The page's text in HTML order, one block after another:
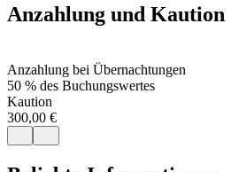
Anzahlung und Kaution
Anzahlung bei Übernachtungen
50 % des Buchungswertes
Kaution
300,00 €